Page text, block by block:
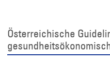
Österreichische